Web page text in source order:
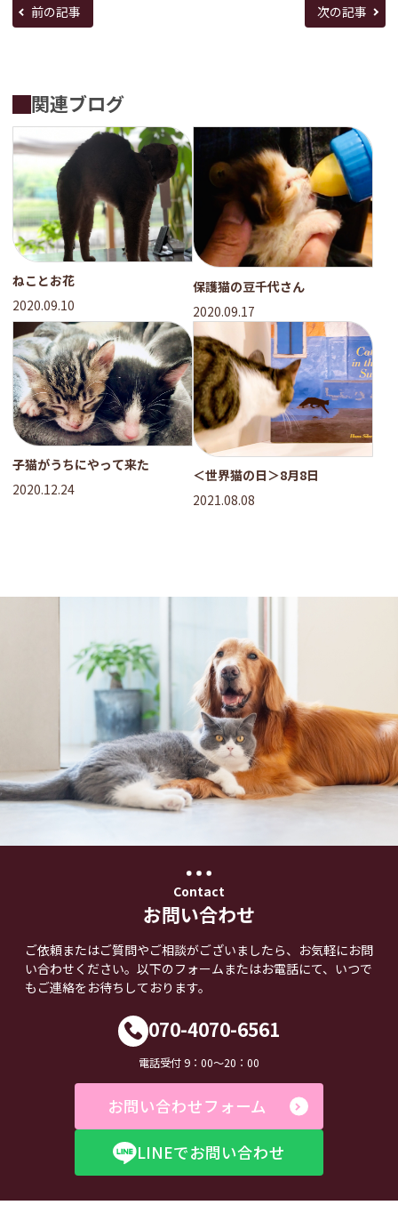
前の記事 次の記事
関連ブログ
ねことお花
2020.09.10
保護猫の豆千代さん
2020.09.17
子猫がうちにやって来た
2020.12.24
＜世界猫の日＞8月8日
2021.08.08
Contact
お問い合わせ
ご依頼またはご質問やご相談がございましたら、お気軽にお問
い合わせください。以下のフォームまたはお電話にて、いつで
もご連絡をお待ちしております。
070-4070-6561
電話受付 9：00～20：00
お問い合わせフォーム
LINEでお問い合わせ